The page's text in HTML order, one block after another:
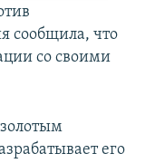
сообщила, что
со своими
его